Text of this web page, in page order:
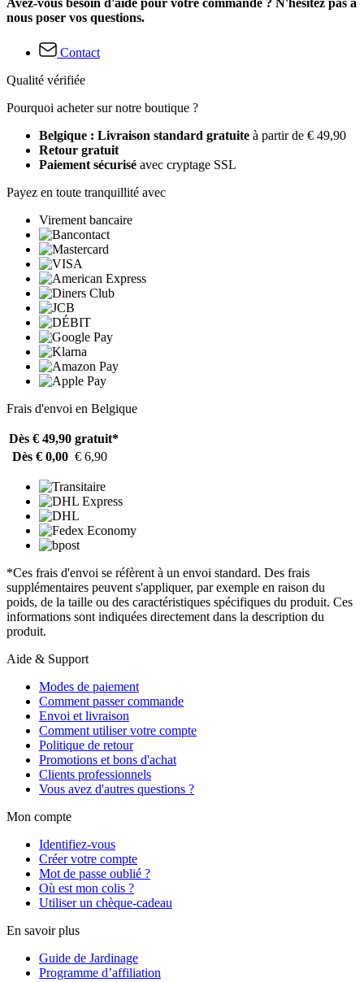
nous poser vos questions.
Contact
Qualité vérifiée
Pourquoi acheter sur notre boutique ?
Belgique : Livraison standard gratuite à partir de € 49,90
Retour gratuit
Paiement sécurisé avec cryptage SSL
Payez en toute tranquillité avec
Virement bancaire
Frais d'envoi en Belgique
Dès € 49,90 gratuit*
Dès € 0,00 € 6,90
*Ces frais d'envoi se réfèrent à un envoi standard. Des frais
supplémentaires peuvent s'appliquer, par exemple en raison du
poids, de la taille ou des caractéristiques spécifiques du produit. Ces
informations sont indiquées directement dans la description du
produit.
Aide & Support
Modes de paiement
Comment passer commande
Envoi et livraison
Comment utiliser votre compte
Politique de retour
Promotions et bons d'achat
Clients professionnels
Vous avez d'autres questions ?
Mon compte
Identifiez-vous
Créer votre compte
Mot de passe oublié ?
Où est mon colis ?
Utiliser un chèque-cadeau
En savoir plus
Guide de Jardinage
Programme d’affiliation